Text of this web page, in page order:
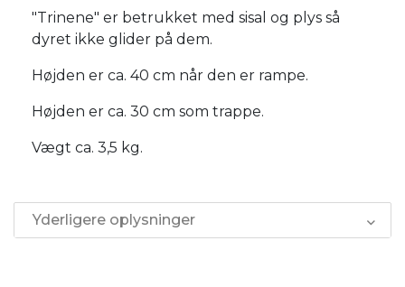
"Trinene" er betrukket med sisal og plys så
dyret ikke glider på dem.
Højden er ca. 40 cm når den er rampe.
Højden er ca. 30 cm som trappe.
Vægt ca. 3,5 kg.
Yderligere oplysninger